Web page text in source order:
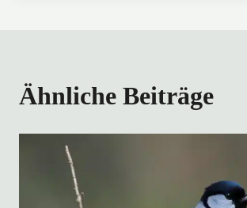
Ähnliche Beiträge